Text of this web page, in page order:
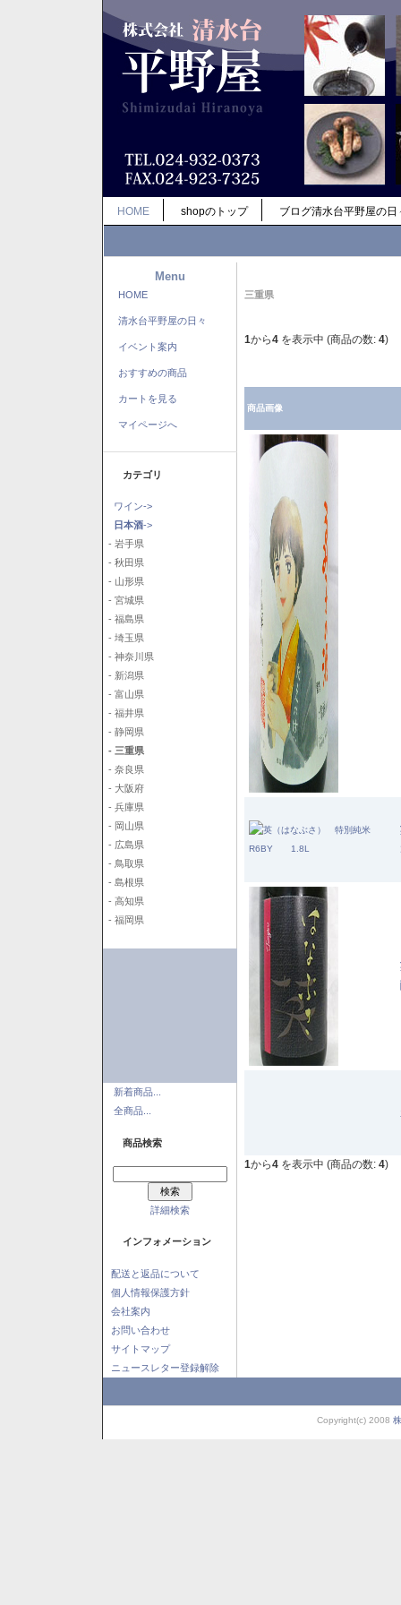
HOME shopのトップ ブログ清水台平野屋の日
Menu
HOME
清水台平野屋の日々
イベント案内
おすすめの商品
カートを見る
マイページへ
カテゴリ
ワイン->
日本酒->
- 岩手県
- 秋田県
- 山形県
- 宮城県
- 福島県
- 埼玉県
- 神奈川県
- 新潟県
- 富山県
- 福井県
- 静岡県
- 三重県
- 奈良県
- 大阪府
- 兵庫県
- 岡山県
- 広島県
- 鳥取県
- 島根県
- 高知県
- 福岡県
新着商品...
全商品...
商品検索
詳細検索
インフォメーション
配送と返品について
個人情報保護方針
会社案内
お問い合わせ
サイトマップ
ニュースレター登録解除
三重県
1から4 を表示中 (商品の数: 4)
商品画像
1から4 を表示中 (商品の数: 4)
Copyright(c) 2008